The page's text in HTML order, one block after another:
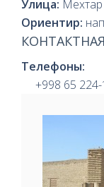
Улица:
Ориентир:
Телефоны:
+998 65 224-